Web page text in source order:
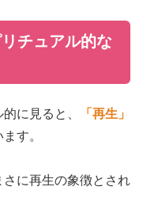
チュアル的な
に見ると、
「再生」
す。
に再生の象徴とされ